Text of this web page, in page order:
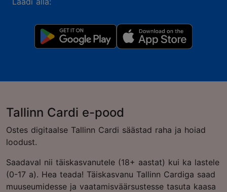
Tallinn Cardi e-pood
Ostes digitaalse Tallinn Cardi säästad raha ja hoiad
loodust.
Saadaval nii täiskasvanutele (18+ aastat) kui ka lastele
(0-17 a). Hea teada! Täiskasvanu Tallinn Cardiga saad
muuseumidesse ja vaatamisväärsustesse tasuta kaasa